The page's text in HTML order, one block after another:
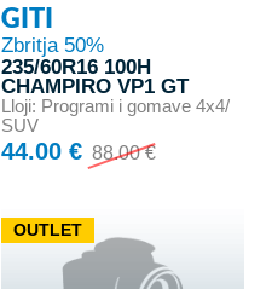
GITI
Zbritja 50%
235/60R16 100H
CHAMPIRO VP1 GT
Lloji: Programi i gomave 4x4/
SUV
44.00 € 88.00 €
OUTLET